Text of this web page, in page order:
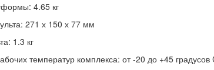
4.65 кг
271 х 150 х 77 мм
1.3 кг
температур комплекса: от -20 до +45 градусов